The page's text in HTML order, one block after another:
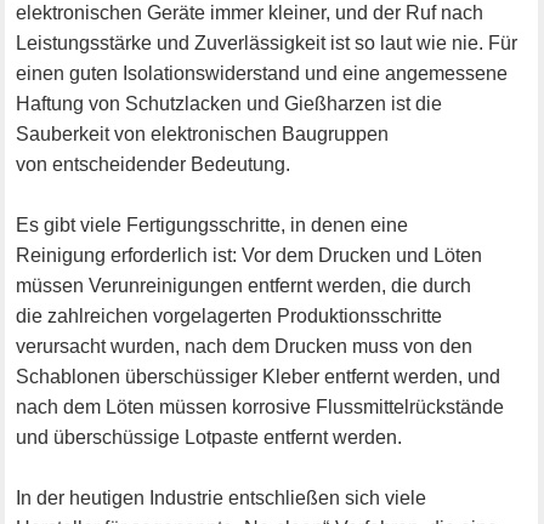
elektronischen Geräte immer kleiner, und der Ruf nach
Leistungsstärke und Zuverlässigkeit ist so laut wie nie. Für
einen guten Isolationswiderstand und eine angemessene
Haftung von Schutzlacken und Gießharzen ist die
Sauberkeit von elektronischen Baugruppen
von entscheidender Bedeutung.
Es gibt viele Fertigungsschritte, in denen eine
Reinigung erforderlich ist: Vor dem Drucken und Löten
müssen Verunreinigungen entfernt werden, die durch
die zahlreichen vorgelagerten Produktionsschritte
verursacht wurden, nach dem Drucken muss von den
Schablonen überschüssiger Kleber entfernt werden, und
nach dem Löten müssen korrosive Flussmittelrückstände
und überschüssige Lotpaste entfernt werden.
In der heutigen Industrie entschließen sich viele